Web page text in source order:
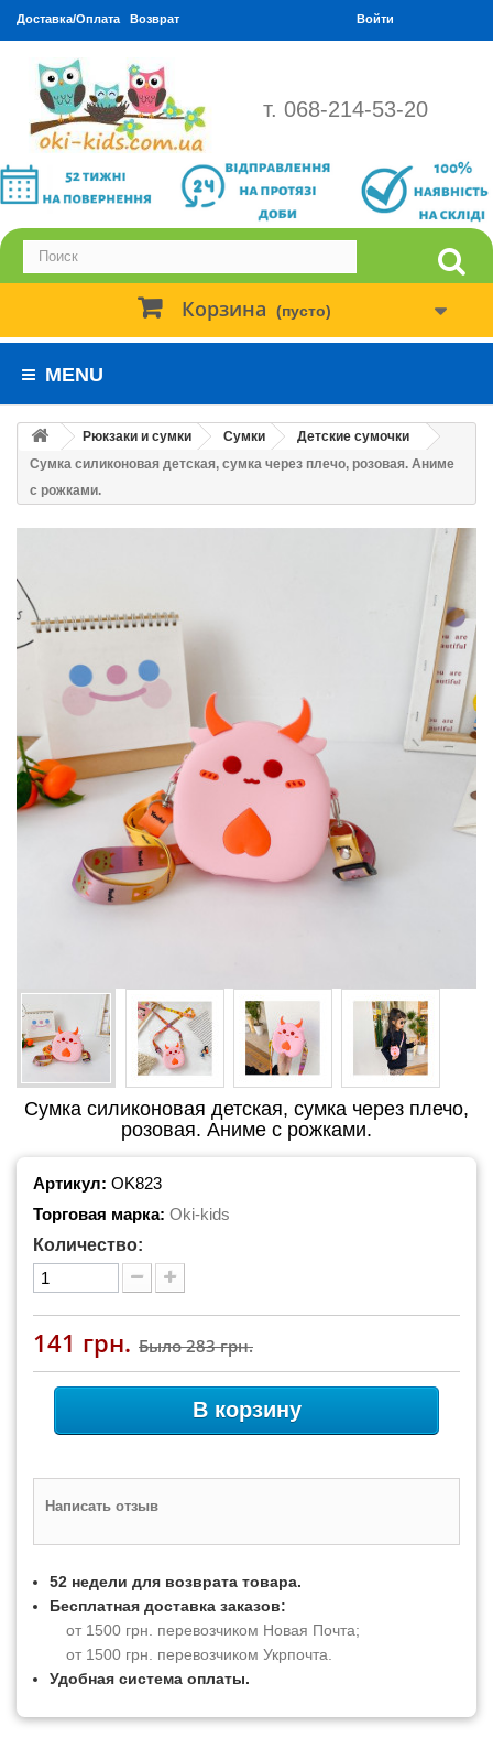
Доставка/Оплата Возврат Войти
т. 068-214-53-20
Корзина (пусто)
MENU
Рюкзаки и сумки Сумки
Детские сумочки
Сумка силиконовая детская, сумка через плечо, розовая. Аниме
с рожками.
Сумка силиконовая детская, сумка через плечо,
розовая. Аниме с рожками.
Артикул: OK823
Торговая марка: Oki-kids
Количество:
141 грн. Было283 грн.
В корзину
Написать отзыв
52 недели для возврата товара.
Бесплатная доставка заказов:
от 1500 грн. перевозчиком Новая Почта;
от 1500 грн. перевозчиком Укрпочта.
Удобная система оплаты.